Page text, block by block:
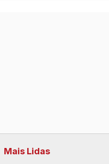
Mais Lidas